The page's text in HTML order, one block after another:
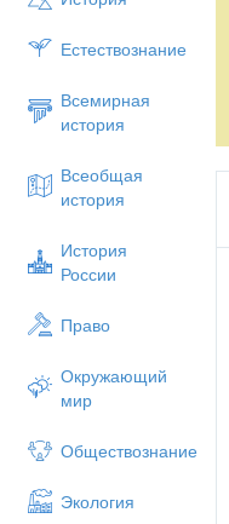
Естествознание
Всемирная
история
Всеобщая
история
История
России
Право
Окружающий
мир
Обществознание
Экология